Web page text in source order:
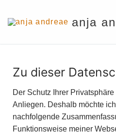
Inhalt
anja
Zu dieser
Der Schutz Ihrer
Anliegen. Deshalb möchte
nachfolgende
Funktionsweise meiner